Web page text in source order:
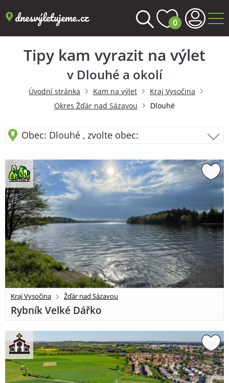
0
Tipy kam vyrazit na výlet
v Dlouhé a okolí
Úvodní stránka Kam na výlet
Kraj Vysočina
Okres Žďár nad Sázavou
Dlouhé
Obec: Dlouhé , zvolte obec:
Kraj Vysočina Žďár nad Sázavou
Rybník Velké Dářko